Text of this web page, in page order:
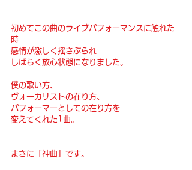
初めてこの曲のライブパフォーマンスに触れた
時
感情が激しく揺さぶられ
しばらく放心状態になりました。
僕の歌い方、
ヴォーカリストの在り方、
パフォーマーとしての在り方を
変えてくれた1曲。
まさに「神曲」です。